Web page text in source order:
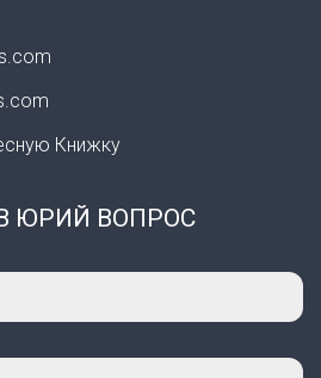
Книжку
ЮРИЙ ВОПРОС